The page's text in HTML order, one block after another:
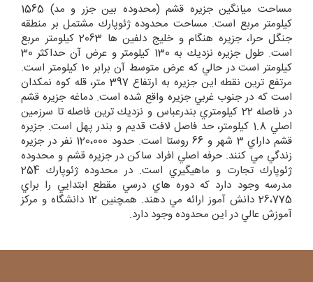
مساحت ميانگين جزيره قشم (محدوده بين جزر و مد) 1565
كيلومتر مربع است. مساحت محدوده ژئوپارك مشتمل بر منطقه
جنگل حرا، جزيره هنگام و خليج دلفين ها 2063 كيلومتر مربع
است. طول جزيره نزديك به 130 كيلومتر و عرض آن حداكثر 30
كيلومتر است در حالي كه عرض متوسط آن برابر 10 كيلومتر است.
مرتفع ترين نقطه اين جزيره به ارتفاع 397 متر، قله كوه نمكدان
است كه در جنوب غربي جزيره واقع شده است. دماغه جزيره قشم
در فاصله 22 كيلومتري بندرعباس و نزديك ترين فاصله تا سرزمين
اصلي 1.8 كيلومتر، حد فاصل لافت قديم و بندر پهل است. جزيره
قشم داراي 3 شهر و 66 روستا است. حدود 120،000 نفر در جزيره
زندگي مي كنند. حرفه اصلي افراد ساكن در جزيره قشم و محدوده
ژئوپارك تجارت و ماهيگيري است. در محدوده ژئوپارك 254
مدرسه وجود دارد كه دوره هاي درسي مقطع ابتدايي را براي
26،775 دانش آموز ارائه مي دهند. همچنين 12 دانشگاه و مركز
آموزش عالي در اين محدوده وجود دارد.